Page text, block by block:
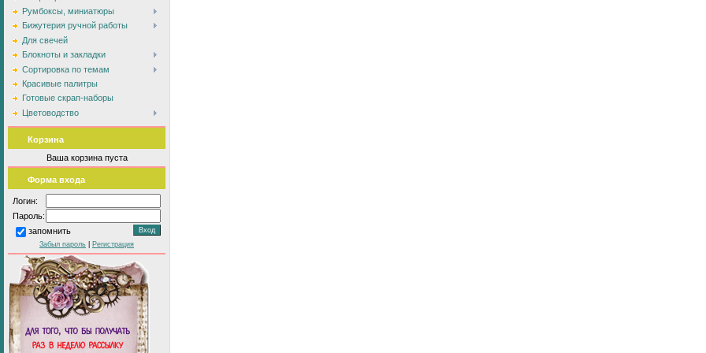
Румбоксы, миниатюры
Бижутерия ручной работы
Для свечей
Блокноты и закладки
Сортировка по темам
Красивые палитры
Готовые скрап-наборы
Цветоводство
Корзина
Ваша корзина пуста
Форма входа
Логин:
Пароль:
запомнить
Забыл пароль Регистрация